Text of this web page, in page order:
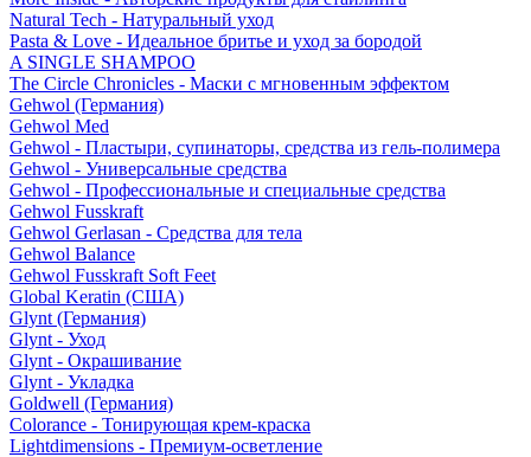
Natural Tech - Натуральный уход
Pasta & Love - Идеальное бритье и уход за бородой
A SINGLE SHAMPOO
The Circle Chronicles - Маски с мгновенным эффектом
Gehwol (Германия)
Gehwol Med
Gehwol - Пластыри, супинаторы, средства из гель-полимера
Gehwol - Универсальные средства
Gehwol - Профессиональные и специальные средства
Gehwol Fusskraft
Gehwol Gerlasan - Средства для тела
Gehwol Balance
Gehwol Fusskraft Soft Feet
Global Keratin (США)
Glynt (Германия)
Glynt - Уход
Glynt - Окрашивание
Glynt - Укладка
Goldwell (Германия)
Colorance - Тонирующая крем-краска
Lightdimensions - Премиум-осветление